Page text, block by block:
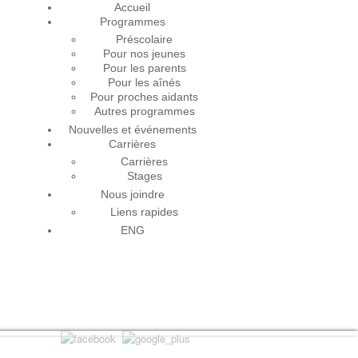
Accueil
Programmes
Préscolaire
Pour nos jeunes
Pour les parents
Pour les aînés
Pour proches aidants
Autres programmes
Nouvelles et événements
Carrières
Carrières
Stages
Nous joindre
Liens rapides
ENG